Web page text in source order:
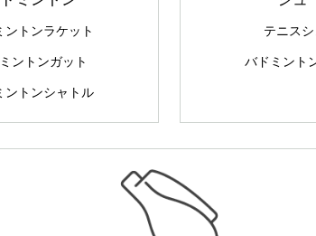
ントンラケット
ントンガット
ントンシャトル
テニス
バドミント